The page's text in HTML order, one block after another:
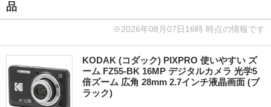
品
※2026年08月07日16時 時点の情報です
KODAK (コダック) PIXPRO 使いやすい ズ
ーム FZ55-BK 16MP デジタルカメラ 光学5
倍ズーム 広角 28mm 2.7インチ液晶画面 (ブ
ラック)